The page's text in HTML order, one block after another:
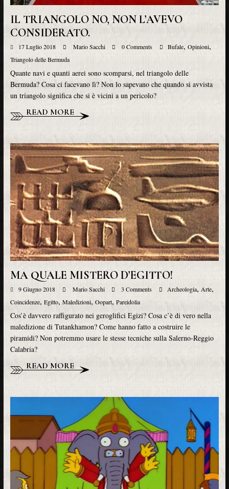
IL TRIANGOLO NO, NON L’AVEVO
CONSIDERATO.
17 Luglio 2018 Mario Sacchi 0 Comments Bufale, Opinioni,
Triangolo delle Bermuda
Quante navi e quanti aerei sono scomparsi, nel triangolo delle
Bermuda? Cosa ci facevano lì? Non lo sapevano che quando si avvista
un triangolo significa che si è vicini a un pericolo?
READ MORE
MA QUALE MISTERO D’EGITTO!
9 Giugno 2018 Mario Sacchi 3 Comments Archeologia, Arte,
Coincidenze, Egitto, Maledizioni, Oopart, Pareidolia
Cos’è davvero raffigurato nei geroglifici Egizi? Cosa c’è di vero nella
maledizione di Tutankhamon? Come hanno fatto a costruire le
piramidi? Non potremmo usare le stesse tecniche sulla Salerno-Reggio
Calabria?
READ MORE